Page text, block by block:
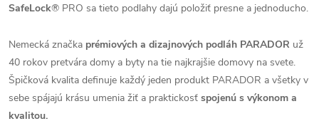
SafeLock® PRO sa tieto podlahy dajú položiť presne a jednoducho.
Nemecká značka prémiových a dizajnových podláh PARADOR už
40 rokov pretvára domy a byty na tie najkrajšie domovy na svete.
Špičková kvalita definuje každý jeden produkt PARADOR a všetky v
sebe spájajú krásu umenia žiť a praktickosť spojenú s výkonom a
kvalitou.